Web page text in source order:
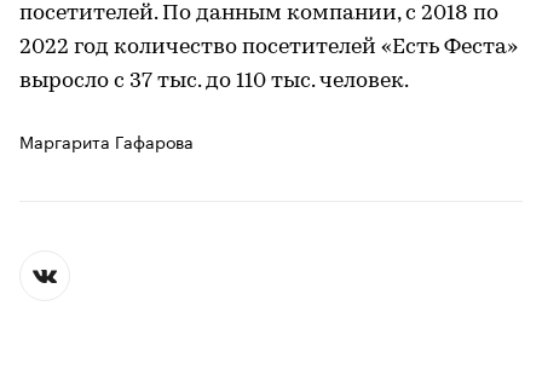
посетителей. По данным компании, с 2018 по
2022 год количество посетителей «Есть Феста»
выросло с 37 тыс. до 110 тыс. человек.
Маргарита Гафарова